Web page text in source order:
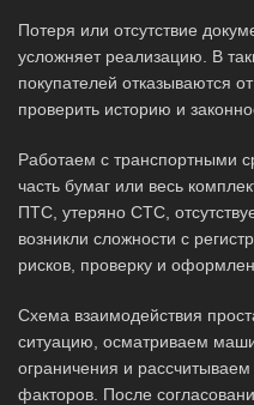
Потеря или отсутствие
усложняет реализацию. В
покупателей отказываются
проверить историю и
Работаем с транспортными
часть бумаг или весь
ПТС, утеряно СТС,
возникли сложности с
рисков, проверку и
Схема взаимодействия
ситуацию, осматриваем
ограничения и
факторов. После